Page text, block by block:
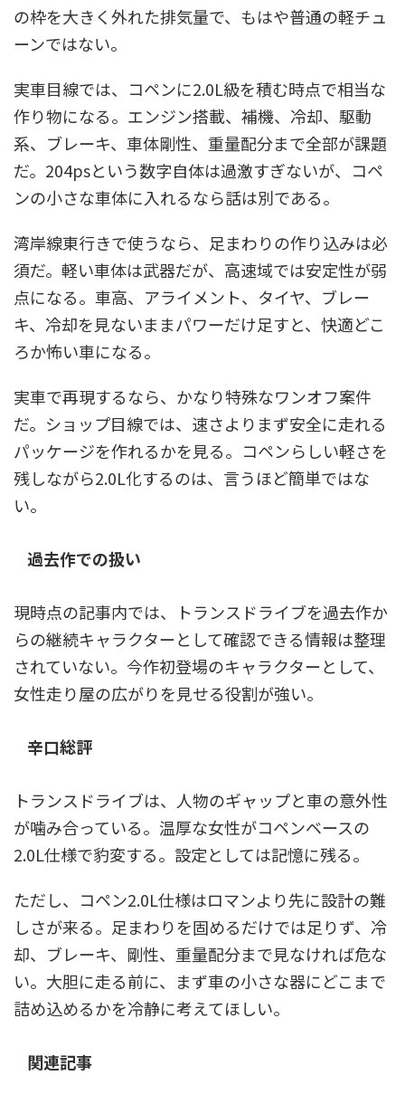
の枠を大きく外れた排気量で、もはや普通の軽チュ
ーンではない。
実車目線では、コペンに2.0L級を積む時点で相当な
作り物になる。エンジン搭載、補機、冷却、駆動
系、ブレーキ、車体剛性、重量配分まで全部が課題
だ。204psという数字自体は過激すぎないが、コペ
ンの小さな車体に入れるなら話は別である。
湾岸線東行きで使うなら、足まわりの作り込みは必
須だ。軽い車体は武器だが、高速域では安定性が弱
点になる。車高、アライメント、タイヤ、ブレー
キ、冷却を見ないままパワーだけ足すと、快適どこ
ろか怖い車になる。
実車で再現するなら、かなり特殊なワンオフ案件
だ。ショップ目線では、速さよりまず安全に走れる
パッケージを作れるかを見る。コペンらしい軽さを
残しながら2.0L化するのは、言うほど簡単ではな
い。
過去作での扱い
現時点の記事内では、トランスドライブを過去作か
らの継続キャラクターとして確認できる情報は整理
されていない。今作初登場のキャラクターとして、
女性走り屋の広がりを見せる役割が強い。
辛口総評
トランスドライブは、人物のギャップと車の意外性
が噛み合っている。温厚な女性がコペンベースの
2.0L仕様で豹変する。設定としては記憶に残る。
ただし、コペン2.0L仕様はロマンより先に設計の難
しさが来る。足まわりを固めるだけでは足りず、冷
却、ブレーキ、剛性、重量配分まで見なければ危な
い。大胆に走る前に、まず車の小さな器にどこまで
詰め込めるかを冷静に考えてほしい。
関連記事